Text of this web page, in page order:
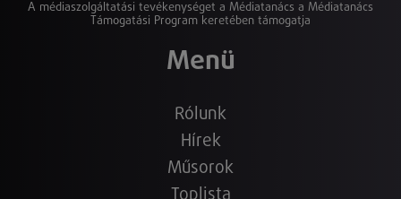
A médiaszolgáltatási tevékenységet a Médiatanács a Médiatanács
Támogatási Program keretében támogatja
Menü
Rólunk
Hírek
Műsorok
Toplista